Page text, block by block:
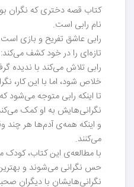
کتاب قصه دختری که نگران
نام رابی است.
رابی عاشق تفریح و بازی
تازه‌ای را در خود کشف
رابی تلاش می‌کند با ندیده
خلاص شود، اما با این کار،
تا اینکه رابی متوجه
نگرانی‌هایش به او کمک
و اینکه همه‌ی آدم‌ها هر
می‌کنند.
با مطالعه‌ی این کتاب،
حس نگرانی می‌شوند و
نگرانی‌هایشان با دیگران